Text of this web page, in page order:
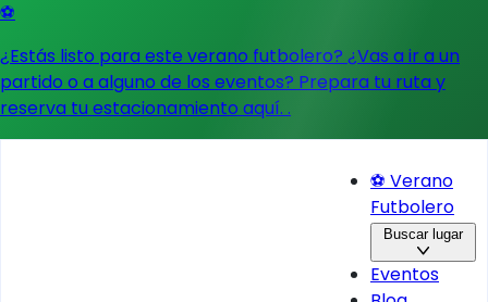
⚽
¿Estás listo para este verano futbolero? ¿Vas a ir a un
partido o a alguno de los eventos? Prepara tu ruta y
reserva tu estacionamiento aquí. .
⚽ Verano
Futbolero
Buscar lugar
Eventos